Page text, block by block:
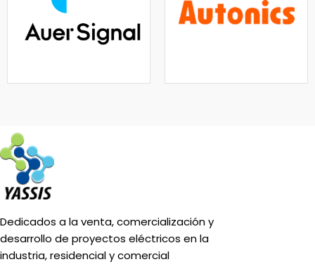
Dedicados a la venta, comercialización y
desarrollo de proyectos eléctricos en la
industria, residencial y comercial